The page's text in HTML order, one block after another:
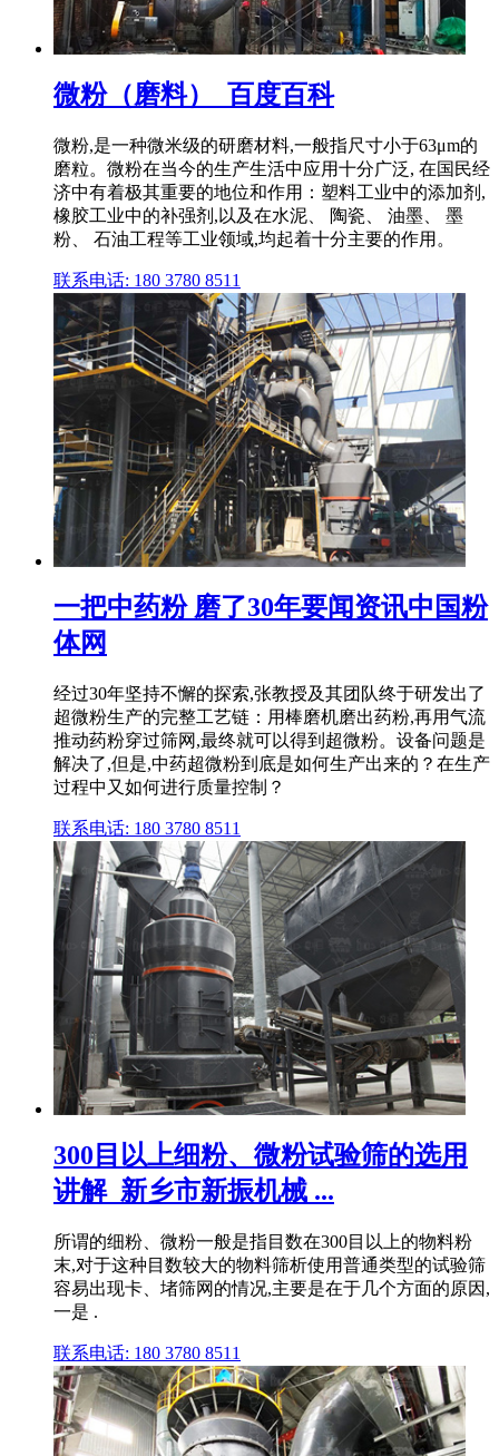
微粉（磨料）_百度百科
微粉,是一种微米级的研磨材料,一般指尺寸小于63μm的
磨粒。微粉在当今的生产生活中应用十分广泛, 在国民经
济中有着极其重要的地位和作用：塑料工业中的添加剂,
橡胶工业中的补强剂,以及在水泥、 陶瓷、 油墨、 墨
粉、 石油工程等工业领域,均起着十分主要的作用。
联系电话: 180 3780 8511
一把中药粉 磨了30年要闻资讯中国粉
体网
经过30年坚持不懈的探索,张教授及其团队终于研发出了
超微粉生产的完整工艺链：用棒磨机磨出药粉,再用气流
推动药粉穿过筛网,最终就可以得到超微粉。设备问题是
解决了,但是,中药超微粉到底是如何生产出来的？在生产
过程中又如何进行质量控制？
联系电话: 180 3780 8511
300目以上细粉、微粉试验筛的选用
讲解_新乡市新振机械 ...
所谓的细粉、微粉一般是指目数在300目以上的物料粉
末,对于这种目数较大的物料筛析使用普通类型的试验筛
容易出现卡、堵筛网的情况,主要是在于几个方面的原因,
一是 .
联系电话: 180 3780 8511